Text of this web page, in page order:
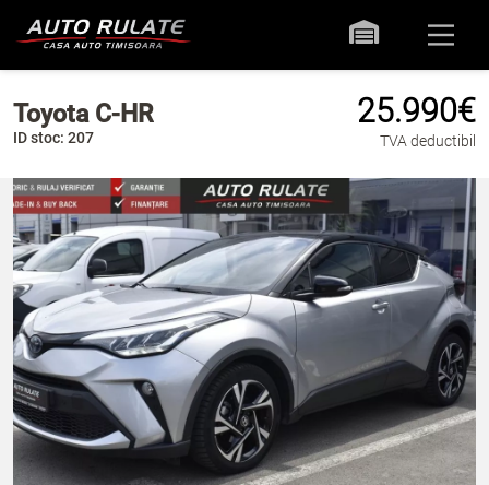
Toyota C-HR
ID stoc: 207
25.990€
TVA deductibil